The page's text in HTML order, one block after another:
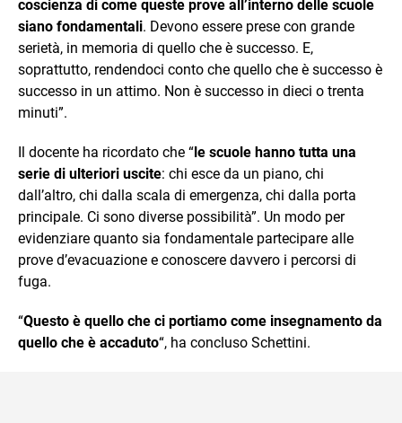
coscienza di come queste prove all’interno delle scuole
siano fondamentali. Devono essere prese con grande
serietà, in memoria di quello che è successo. E,
soprattutto, rendendoci conto che quello che è successo è
successo in un attimo. Non è successo in dieci o trenta
minuti”.
Il docente ha ricordato che “le scuole hanno tutta una
serie di ulteriori uscite: chi esce da un piano, chi
dall’altro, chi dalla scala di emergenza, chi dalla porta
principale. Ci sono diverse possibilità”. Un modo per
evidenziare quanto sia fondamentale partecipare alle
prove d’evacuazione e conoscere davvero i percorsi di
fuga.
“Questo è quello che ci portiamo come insegnamento da
quello che è accaduto“, ha concluso Schettini.